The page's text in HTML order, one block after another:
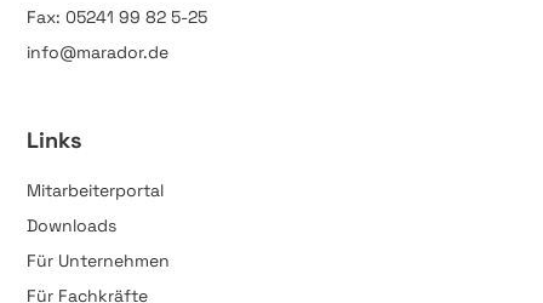
Fax: 05241 99 82 5-25
info@marador.de
Links
Mitarbeiterportal
Downloads
Für Unternehmen
Für Fachkräfte